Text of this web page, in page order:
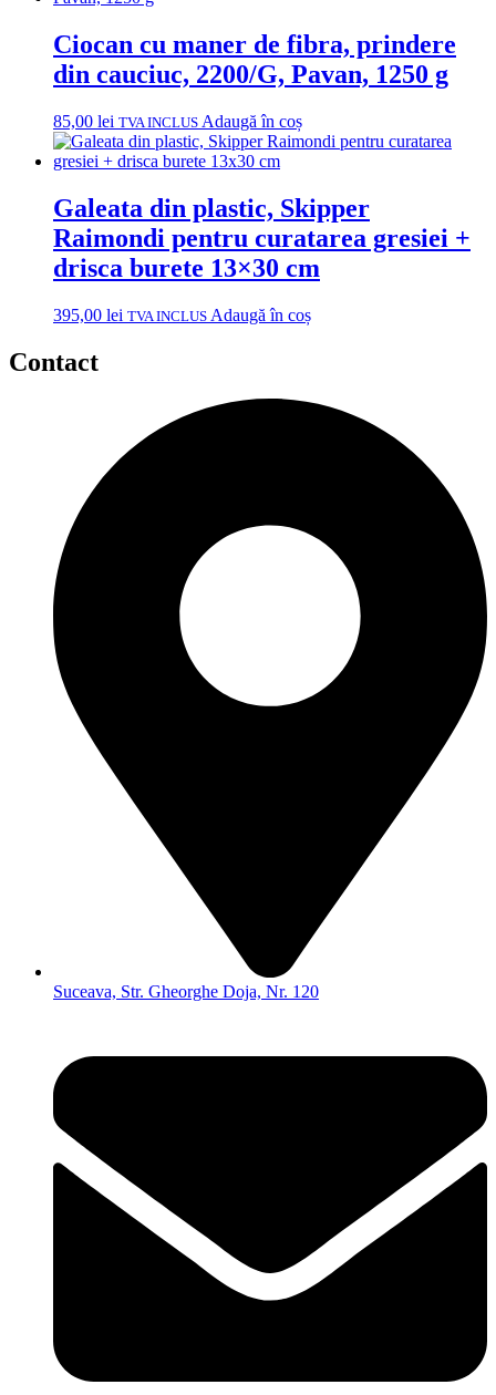
Ciocan cu maner de fibra, prindere
din cauciuc, 2200/G, Pavan, 1250 g
85,00 lei TVA INCLUS Adaugă în coș
Galeata din plastic, Skipper
Raimondi pentru curatarea gresiei +
drisca burete 13×30 cm
395,00 lei TVA INCLUS Adaugă în coș
Contact
Suceava, Str. Gheorghe Doja, Nr. 120